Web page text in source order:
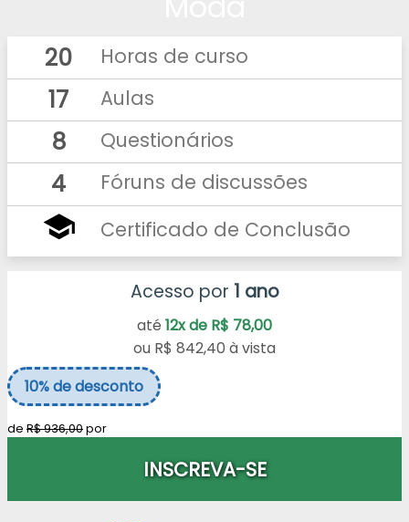
20 Horas de curso
17 Aulas
8 Questionários
4 Fóruns de discussões
school Certificado de Conclusão
Acesso por 1 ano
até 12x de R$ 78,00
ou R$ 842,40 à vista
10%de desconto
de R$ 936,00por
INSCREVA-SE